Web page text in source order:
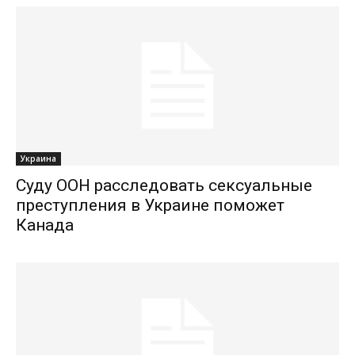
Украина
Суду ООН расследовать сексуальные
преступления в Украине поможет
Канада